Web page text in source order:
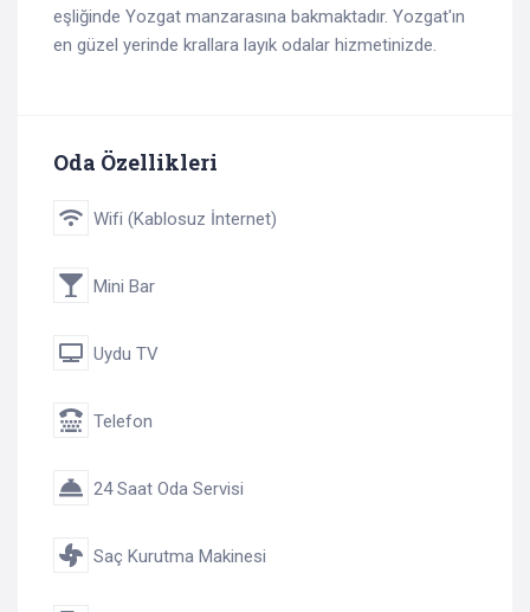
eşliğinde Yozgat manzarasına bakmaktadır. Yozgat'ın
en güzel yerinde krallara layık odalar hizmetinizde.
Oda Özellikleri
Wifi (Kablosuz İnternet)
Mini Bar
Uydu TV
Telefon
24 Saat Oda Servisi
Saç Kurutma Makinesi